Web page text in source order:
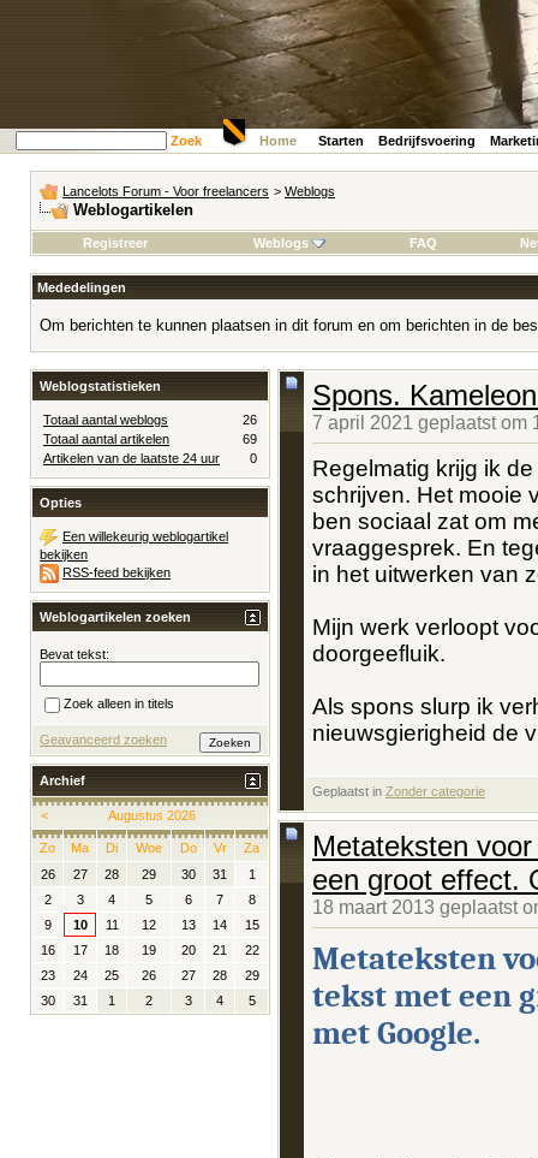
Zoek Home Starten Bedrijfsvoering
Lancelots Forum - Voor freelancers > Weblogs
Weblogartikelen
Registreer Weblogs FAQ
Mededelingen
Om berichten te kunnen plaatsen in dit forum en om berichten in de
Spons.
7 april 2021 geplaatst om
Regelmatig krijg ik
schrijven. Het mooie
ben sociaal zat om
vraaggesprek. En
in het uitwerken van
Mijn werk verloopt
doorgeefluik.
Als spons slurp ik
nieuwsgierigheid de
Geplaatst in Zonder categorie
Metateksten
een groot effect.
18 maart 2013 geplaatst
Metateksten
tekst met een
met Google.
Weblogstatistieken
Totaal aantal weblogs
26
Totaal aantal artikelen
69
Artikelen van de laatste 24 uur
0
Opties
Een willekeurig weblogartikel
bekijken
RSS-feed bekijken
Weblogartikelen zoeken
Bevat tekst:
Zoek alleen in titels
Geavanceerd zoeken
Archief
< Augustus 2026
Zo Ma Di Woe Do Vr
Za
26
27 28 29 30 31
1
2
3 4 5 6 7
8
9
10 11 12 13 14
15
16
17 18 19 20 21
22
23
24 25 26 27 28
29
30
31 1 2 3 4 5